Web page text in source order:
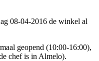
08-04-2016 de winkel al
geopend (10:00-16:00),
chef is in Almelo).